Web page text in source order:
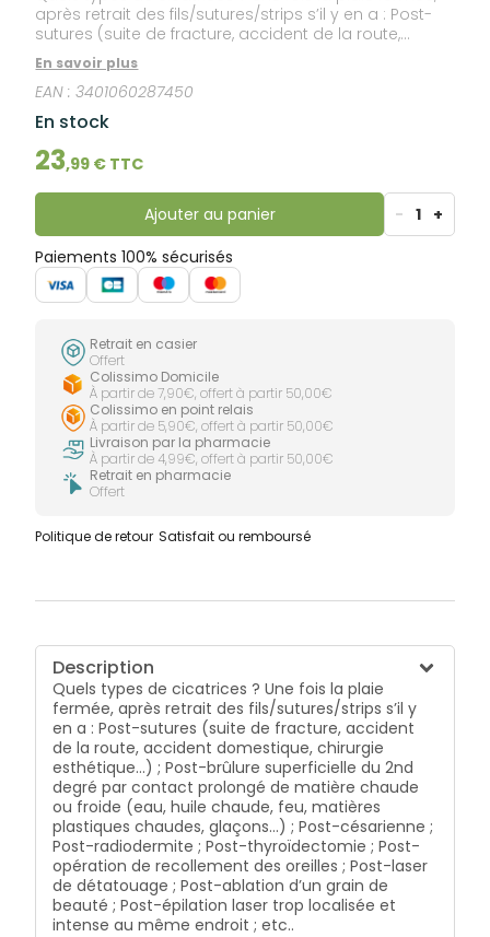
après retrait des fils/sutures/strips s’il y en a : Post-
sutures (suite de fracture, accident de la route,
accident domestique, chirurgie esthétique…) ; Post-
brûlure superficielle du 2nd degré par contact
prolongé de matière chaude ou froide (eau, huile
chaude, feu, matières plastiques chaudes, glaçons…)
; Post-césarienne ; Post-radiodermite ; Post-
thyroïdectomie ; Post-opération de recollement des
oreilles ; Post-laser de détatouage ; Post-ablation
d’un grain de beauté ; Post-épilation laser trop
localisée et intense au même endroit ; etc..
En savoir plus
EAN :3401060287450
En stock
23,99 € TTC
Ajouter au panier - 1 +
Paiements 100% sécurisés
Retrait en casier
Offert
Colissimo Domicile
À partir de 7,90€, offert à partir 50,00€
Colissimo en point relais
À partir de 5,90€, offert à partir 50,00€
Livraison par la pharmacie
À partir de 4,99€, offert à partir 50,00€
Retrait en pharmacie
Offert
Politique de retour Satisfait ou remboursé
Description
Quels types de cicatrices ? Une fois la plaie
fermée, après retrait des fils/sutures/strips s’il y
en a : Post-sutures (suite de fracture, accident
de la route, accident domestique, chirurgie
esthétique…) ; Post-brûlure superficielle du 2nd
degré par contact prolongé de matière chaude
ou froide (eau, huile chaude, feu, matières
plastiques chaudes, glaçons…) ; Post-césarienne ;
Post-radiodermite ; Post-thyroïdectomie ; Post-
opération de recollement des oreilles ; Post-laser
de détatouage ; Post-ablation d’un grain de
beauté ; Post-épilation laser trop localisée et
intense au même endroit ; etc..